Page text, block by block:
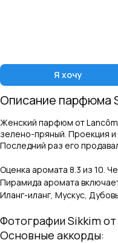
Я хочу
Описание парфюма
Женский парфюм от
зелено-пряный. Проекция
Последний раз его
Оценка аромата 8.3 из 10.
Пирамида аромата
Иланг-иланг, Мускус,
ФотографииSikkimот
Основные аккорды: